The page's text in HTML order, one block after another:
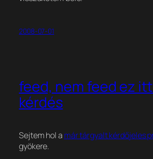
2008-07-01
feed, nem feed ez
kérdés
Sejtem hol a már tárgyalt kérdőjeles
gyökere.